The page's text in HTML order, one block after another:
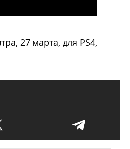
27 марта, для PS4,